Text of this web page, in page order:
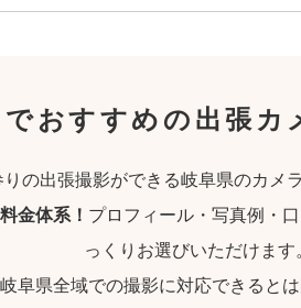
おすすめの出張カ
の出張撮影ができる岐阜県のカメ
金体系！ プロフィール・写真例・
っくりお選びいただけます。
阜県全域での撮影に対応できるとは